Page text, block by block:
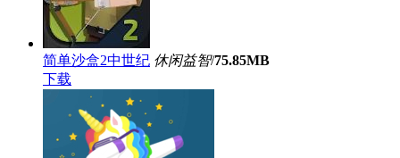
简单沙盒2中世纪 休闲益智/75.85MB
下载